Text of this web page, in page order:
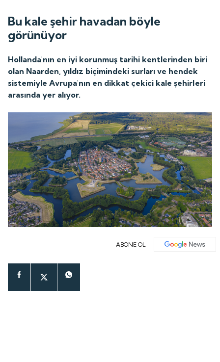
Bu kale şehir havadan böyle
görünüyor
Hollanda'nın en iyi korunmuş tarihi kentlerinden biri
olan Naarden, yıldız biçimindeki surları ve hendek
sistemiyle Avrupa'nın en dikkat çekici kale şehirleri
arasında yer alıyor.
ABONE OL